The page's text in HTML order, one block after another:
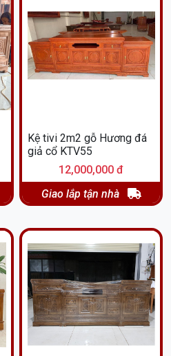
Kệ tivi 2m2 gỗ Hương đá
giả cổ KTV55
12,000,000 đ
Giao lắp tận nhà